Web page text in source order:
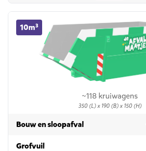
~118 kruiwagens
350 (L) x 190 (B) x 150 (H)
10m³
10m³ container huren
Bouw en sloopafvalin 10m³
Grofvuilin 10m³